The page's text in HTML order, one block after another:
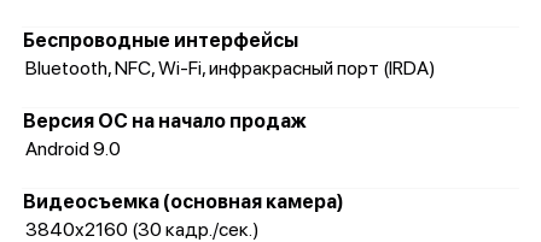
Беспроводные интерфейсы
Bluetooth, NFC, Wi-Fi, инфракрасный порт (IRDA)
Версия ОС на начало продаж
Android 9.0
Видеосъемка (основная камера)
3840x2160 (30 кадр./сек.)